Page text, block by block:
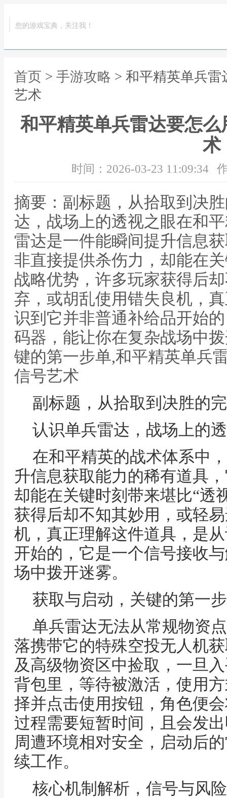
您的游戏宝典，关注我！
首页 > 手游攻略 > 和平精英单兵
艺术
和平精英单兵雷达要怎
术
时间：2026-03-23 11:09:34
摘要：副标题，从拾取到决
达，战场上的透视之眼在和
雷达是一件能瞬间提升信息
非直接提供杀伤力，却能在
战略优势，许多玩家获得后
弃，或胡乱使用错失良机，
识到它并非普通补给品开始
码器，能让你在复杂战场中
键的第一步单,和平精英单兵
信号艺术
副标题，从拾取到决胜的
认识单兵雷达，战场上的
在和平精英的战术体系中
升信息获取能力的稀有道具
却能在关键时刻带来堪比“透
获得后却不知其妙用，或轻
机，真正理解这件道具，是
开始的，它是一个信号接收
场中拨开迷雾。
获取与启动，关键的第一步
单兵雷达无法从常规物资
落携带它的特殊空投无人机
及高级物资区中捡取，一旦
背包里，等待被激活，使用
择并点击使用按钮，角色便
过程需要短暂时间，且会发
周遭环境相对安全，启动后
续工作。
核心机制解析，信号与风